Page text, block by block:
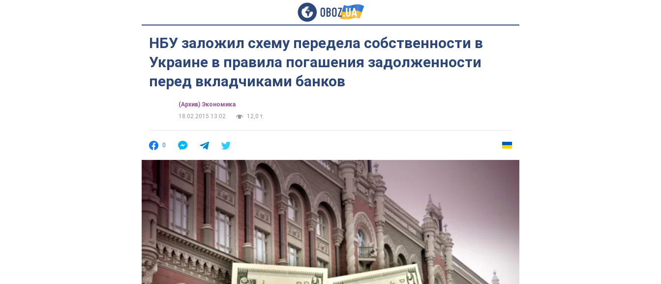
НБУ заложил схему передела собственности в
Украине в правила погашения задолженности
перед вкладчиками банков
(Архив) Экономика
18.02.2015 13:02
12,0 т.
0